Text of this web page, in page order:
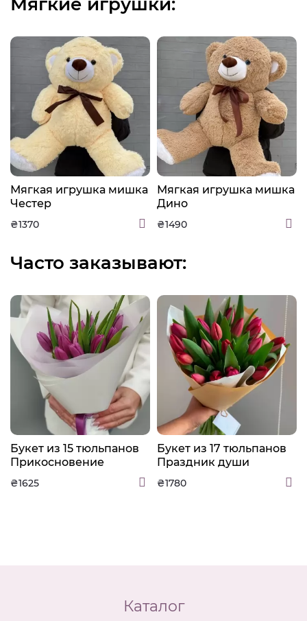
Мягкая игрушка мишка
Честер
₴1370
Мягкая игрушка мишка
Дино
₴1490
Часто заказывают:
Букет из 15 тюльпанов
Прикосновение
₴1625
Букет из 17 тюльпанов
Праздник души
₴1780
Каталог